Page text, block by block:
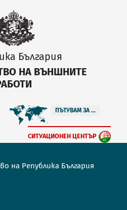
България
НА ВЪНШНИТЕ
ПЪТУВАМ ЗА ...
СИТУАЦИОНЕН ЦЕНТЪР
на Република България